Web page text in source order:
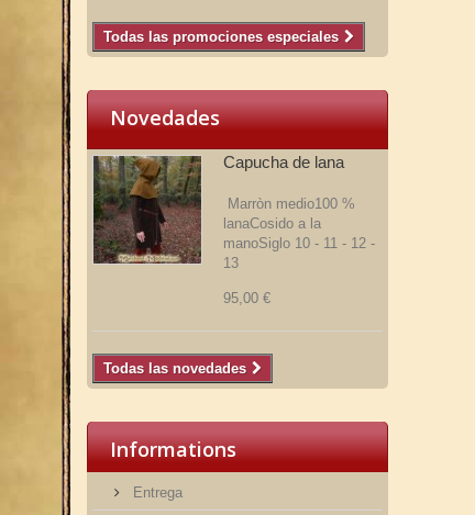
Todas las promociones especiales
Novedades
Capucha de lana
Marròn medio100 %
lanaCosido a la
manoSiglo 10 - 11 - 12 -
13
95,00 €
Todas las novedades
Informations
Entrega